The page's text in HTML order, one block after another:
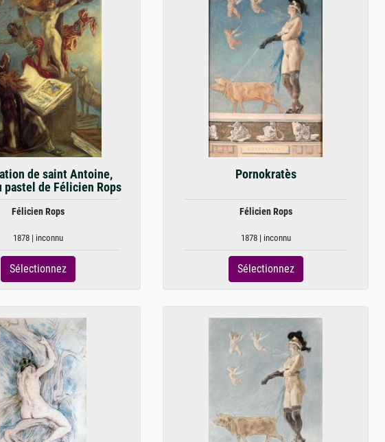
de saint Antoine,
pastel de Félicien Rops
Félicien Rops
1878 | inconnu
Sélectionnez
Pornokratès
Félicien Rops
1878 | inconnu
Sélectionnez